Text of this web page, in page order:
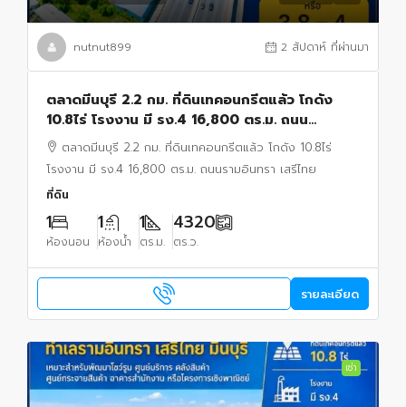
nutnut899 2 สัปดาห์ ที่ผ่านมา
ตลาดมีนบุรี 2.2 กม. ที่ดินเทคอนกรีตแล้ว โกดัง
10.8ไร่ โรงงาน มี รง.4 16,800 ตร.ม. ถนน
รามอินทรา เสรีไทย
ตลาดมีนบุรี 2.2 กม. ที่ดินเทคอนกรีตแล้ว โกดัง 10.8ไร่
โรงงาน มี รง.4 16,800 ตร.ม. ถนนรามอินทรา เสรีไทย
ที่ดิน
1
ห้องนอน
1
ห้องน้ำ
1
ตร.ม.
4320
ตร.ว.
รายละเอียด
เช่า